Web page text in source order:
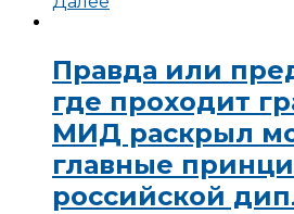
Правда или
где проходит
МИД раскрыл
главные
российской